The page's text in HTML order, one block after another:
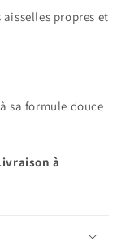
propres et
sa formule douce
à